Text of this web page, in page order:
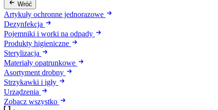
Wróć
Artykuły ochronne jednorazowe
Dezynfekcja
Pojemniki i worki na odpady
Produkty higieniczne
Sterylizacja
Materiały opatrunkowe
Asortyment drobny
Strzykawki i igły
Urządzenia
Zobacz wszystko